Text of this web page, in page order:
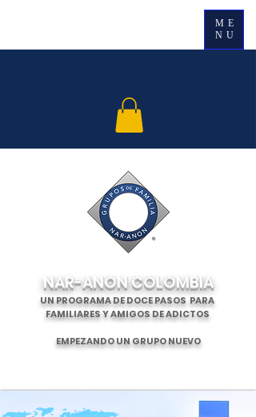
ME
NU
NAR-ANON COLOMBIA
UN PROGRAMA DE DOCE PASOS PARA
FAMILIARES Y AMIGOS DE ADICTOS
EMPEZANDO UN GRUPO NUEVO